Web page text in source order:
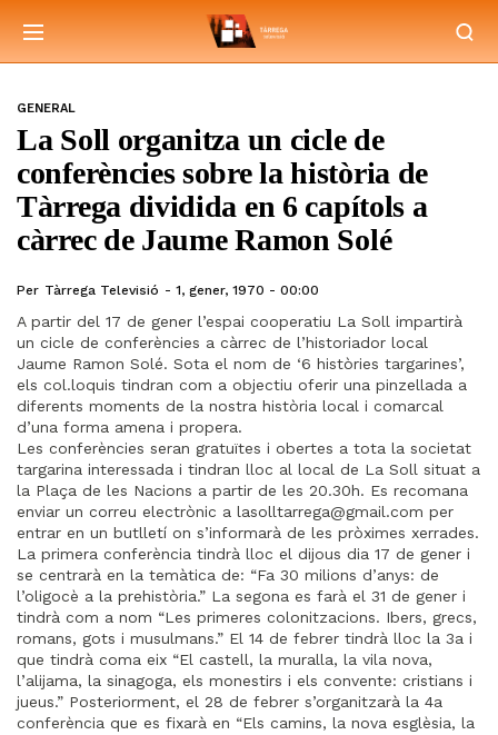
GENERAL
La Soll organitza un cicle de
conferències sobre la història de
Tàrrega dividida en 6 capítols a
càrrec de Jaume Ramon Solé
Per Tàrrega Televisió 1, gener, 1970 - 00:00
A partir del 17 de gener l’espai cooperatiu La Soll impartirà
un cicle de conferències a càrrec de l’historiador local
Jaume Ramon Solé. Sota el nom de ‘6 històries targarines’,
els col.loquis tindran com a objectiu oferir una pinzellada a
diferents moments de la nostra història local i comarcal
d’una forma amena i propera.
Les conferències seran gratuïtes i obertes a tota la societat
targarina interessada i tindran lloc al local de La Soll situat a
la Plaça de les Nacions a partir de les 20.30h. Es recomana
enviar un correu electrònic a lasolltarrega@gmail.com per
entrar en un butlletí on s’informarà de les pròximes xerrades.
La primera conferència tindrà lloc el dijous dia 17 de gener i
se centrarà en la temàtica de: “Fa 30 milions d’anys: de
l’oligocè a la prehistòria.” La segona es farà el 31 de gener i
tindrà com a nom “Les primeres colonitzacions. Ibers, grecs,
romans, gots i musulmans.” El 14 de febrer tindrà lloc la 3a i
que tindrà coma eix “El castell, la muralla, la vila nova,
l’alijama, la sinagoga, els monestirs i els convente: cristians i
jueus.” Posteriorment, el 28 de febrer s’organitzarà la 4a
conferència que es fixarà en “Els camins, la nova esglèsia, la